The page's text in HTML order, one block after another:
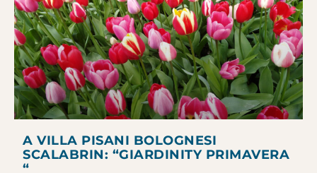
A VILLA PISANI BOLOGNESI
SCALABRIN: “GIARDINITY PRIMAVERA
“